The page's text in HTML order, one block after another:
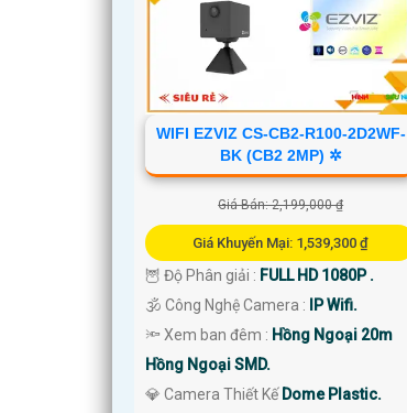
WIFI EZVIZ CS-CB2-R100-2D2WF-
BK (CB2 2MP) ✲
Giá Bán: 2,199,000 ₫
Giá Khuyến Mại: 1,539,300 ₫
🦉 Độ Phân giải : FULL HD 1080P .
🕉️ Công Nghệ Camera :
IP Wifi.
🔦 Xem ban đêm : Hồng Ngoại 20m
Hồng Ngoại SMD.
💎 Camera Thiết Kế Dome Plastic.